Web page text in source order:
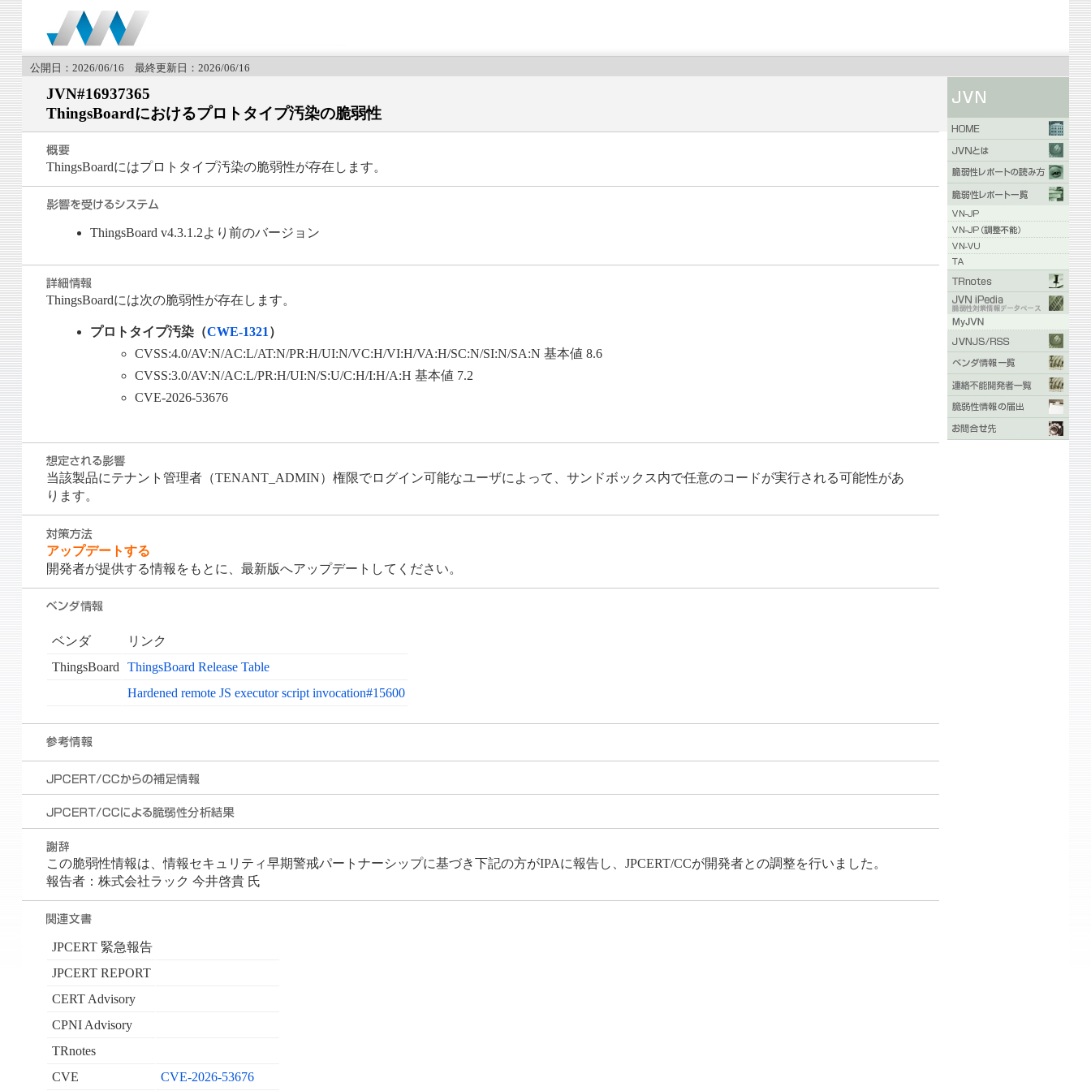
公開日：2026/06/16 最終更新日：2026/06/16
JVN#16937365
ThingsBoardにおけるプロトタイプ汚染の脆弱性
ThingsBoardにはプロトタイプ汚染の脆弱性が存在します。
ThingsBoard v4.3.1.2より前のバージョン
ThingsBoardには次の脆弱性が存在します。
プロトタイプ汚染（CWE-1321）
CVSS:4.0/AV:N/AC:L/AT:N/PR:H/UI:N/VC:H/VI:H/VA:H/SC:N/SI:N/SA:N 基本値 8.6
CVSS:3.0/AV:N/AC:L/PR:H/UI:N/S:U/C:H/I:H/A:H 基本値 7.2
CVE-2026-53676
当該製品にテナント管理者（TENANT_ADMIN）権限でログイン可能なユーザによって、サンドボックス内で任意のコードが実行される可能性があ
ります。
アップデートする
開発者が提供する情報をもとに、最新版へアップデートしてください。
ベンダ
リンク
ThingsBoard ThingsBoard Release Table
Hardened remote JS executor script invocation#15600
この脆弱性情報は、情報セキュリティ早期警戒パートナーシップに基づき下記の方がIPAに報告し、JPCERT/CCが開発者との調整を行いました。
報告者：株式会社ラック 今井啓貴 氏
JPCERT 緊急報告
JPCERT REPORT
CERT Advisory
CPNI Advisory
TRnotes
CVE
CVE-2026-53676